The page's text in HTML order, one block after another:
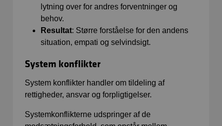
lytning over for andres forventninger og
behov.
Resultat: Større forståelse for den andens
situation, empati og selvindsigt.
System konflikter
System konflikter handler om tildeling af
rettigheder, ansvar og forpligtigelser.
Systemkonflikterne udspringer af de